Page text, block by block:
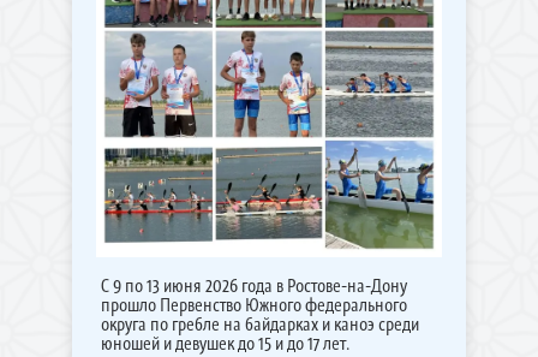
С 9 по 13 июня 2026 года в Ростове-на-Дону
прошло Первенство Южного федерального
округа по гребле на байдарках и каноэ среди
юношей и девушек до 15 и до 17 лет.